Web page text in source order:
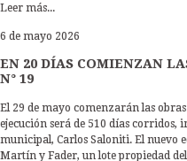
Leer más...
6 de mayo 2026
EN 20 DÍAS COMIENZAN
N° 19
El 29 de mayo comenzarán las
ejecución será de 510 días corridos,
municipal, Carlos Saloniti. El nuevo
Martín y Fader, un lote propiedad